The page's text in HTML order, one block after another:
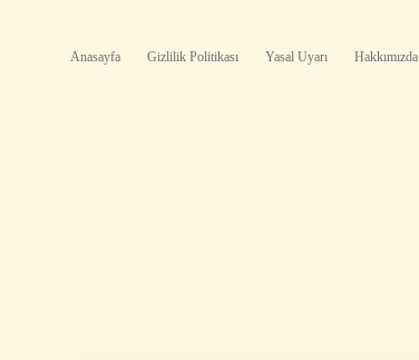
Anasayfa Gizlilik Politikası Yasal Uyarı Hakkımızda